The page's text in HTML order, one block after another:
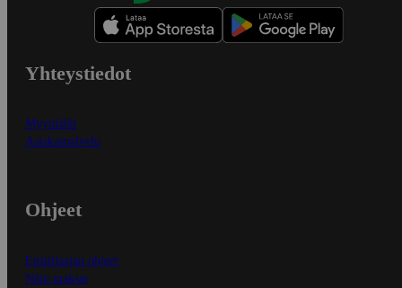
Yhteystiedot
Myymälät
Asiakaspalvelu
Ohjeet
Ensitilaajan ohjeet
Näin maksat